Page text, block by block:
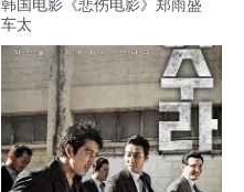
韩国电影《悲伤电影》郑雨盛
车太